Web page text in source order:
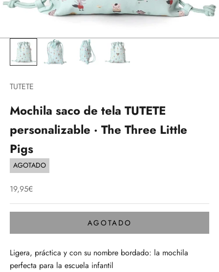
TUTETE
Mochila saco de tela TUTETE
personalizable · The Three Little
Pigs
AGOTADO
Precio de oferta
19,95€
AGOTADO
Ligera, práctica y con su nombre bordado: la mochila
perfecta para la escuela infantil